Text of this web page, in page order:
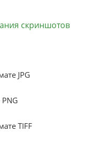
скриншотов
JPG
TIFF